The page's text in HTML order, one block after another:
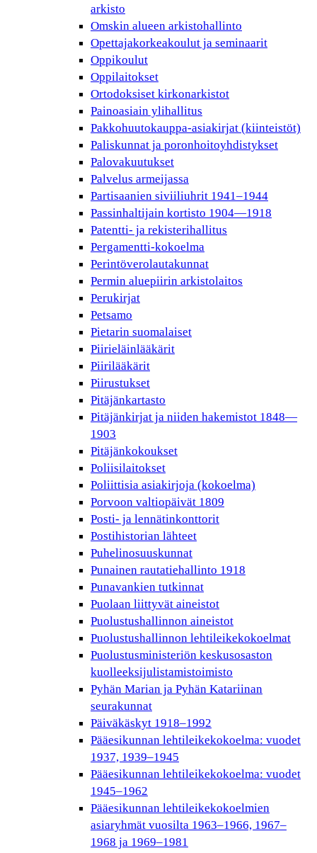
arkisto
Omskin alueen arkistohallinto
Opettajakorkeakoulut ja seminaarit
Oppikoulut
Oppilaitokset
Ortodoksiset kirkonarkistot
Painoasiain ylihallitus
Pakkohuutokauppa-asiakirjat (kiinteistöt)
Paliskunnat ja poronhoitoyhdistykset
Palovakuutukset
Palvelus armeijassa
Partisaanien siviiliuhrit 1941–1944
Passinhaltijain kortisto 1904—1918
Patentti- ja rekisterihallitus
Pergamentti-kokoelma
Perintöverolautakunnat
Permin aluepiirin arkistolaitos
Perukirjat
Petsamo
Pietarin suomalaiset
Piirieläinlääkärit
Piirilääkärit
Piirustukset
Pitäjänkartasto
Pitäjänkirjat ja niiden hakemistot 1848—
1903
Pitäjänkokoukset
Poliisilaitokset
Poliittisia asiakirjoja (kokoelma)
Porvoon valtiopäivät 1809
Posti- ja lennätinkonttorit
Postihistorian lähteet
Puhelinosuuskunnat
Punainen rautatiehallinto 1918
Punavankien tutkinnat
Puolaan liittyvät aineistot
Puolustushallinnon aineistot
Puolustushallinnon lehtileikekokoelmat
Puolustusministeriön keskusosaston
kuolleeksijulistamistoimisto
Pyhän Marian ja Pyhän Katariinan
seurakunnat
Päiväkäskyt 1918–1992
Pääesikunnan lehtileikekokoelma: vuodet
1937, 1939–1945
Pääesikunnan lehtileikekokoelma: vuodet
1945–1962
Pääesikunnan lehtileikekokoelmien
asiaryhmät vuosilta 1963–1966, 1967–
1968 ja 1969–1981